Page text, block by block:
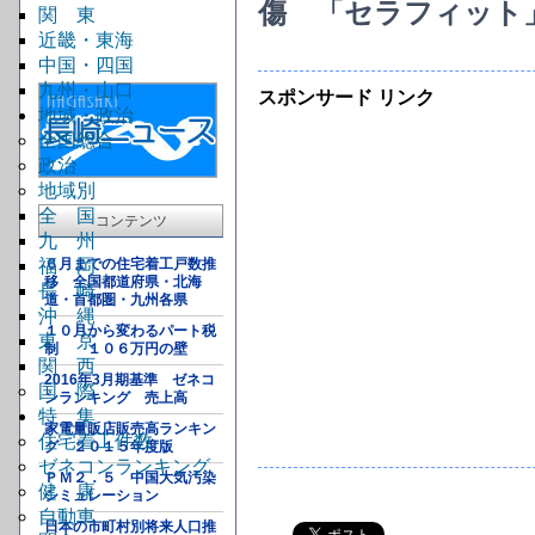
関 東
近畿・東海
中国・四国
九州・山口
地域・政治
全国総合
政治
地域別
全 国
九 州
福 岡
長 崎
沖 縄
東 京
関 西
国 際
特 集
住宅着工件数
ゼネコンランキング
健 康
自動車
コンテンツ
６月までの住宅着工戸数推
移 全国都道府県・北海
道・首都圏・九州各県
１０月から変わるパート税
制 １０６万円の壁
2016年3月期基準 ゼネコ
ンランキング 売上高
家電量販店販売高ランキン
グ ２０１５年度版
ＰＭ２．５ 中国大気汚染
シミュレーション
日本の市町村別将来人口推
傷 「セラフィット
スポンサード リンク